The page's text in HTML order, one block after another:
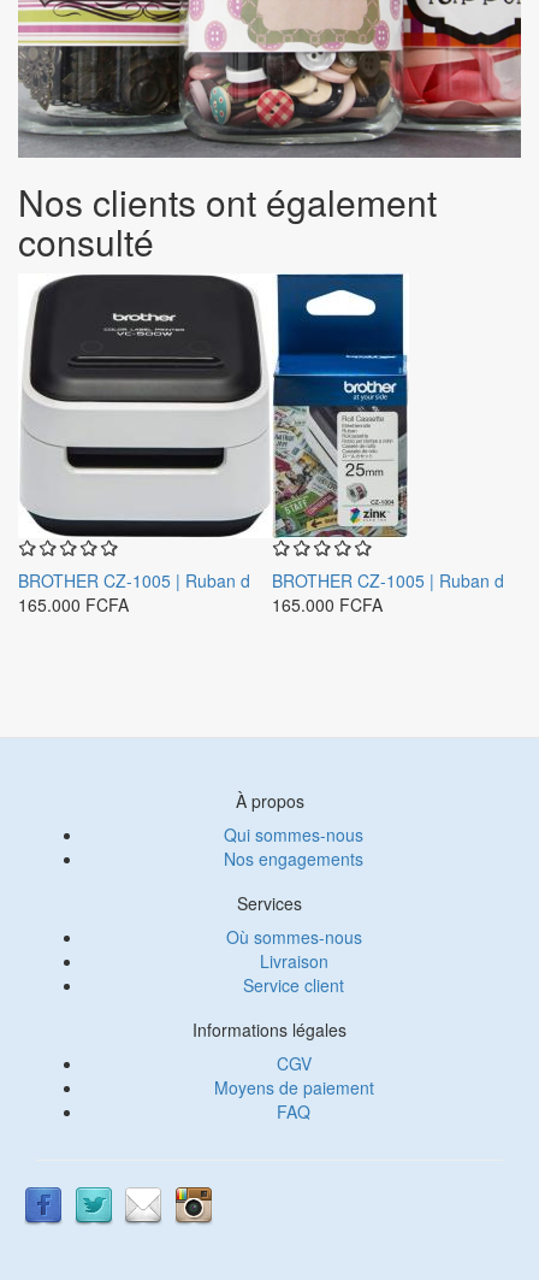
Nos clients ont également
consulté
BROTHER CZ-1005 | Ruban d
165.000 FCFA
BROTHER CZ-1005 | Ruban d
165.000 FCFA
À propos
Qui sommes-nous
Nos engagements
Services
Où sommes-nous
Livraison
Service client
Informations légales
CGV
Moyens de paiement
FAQ